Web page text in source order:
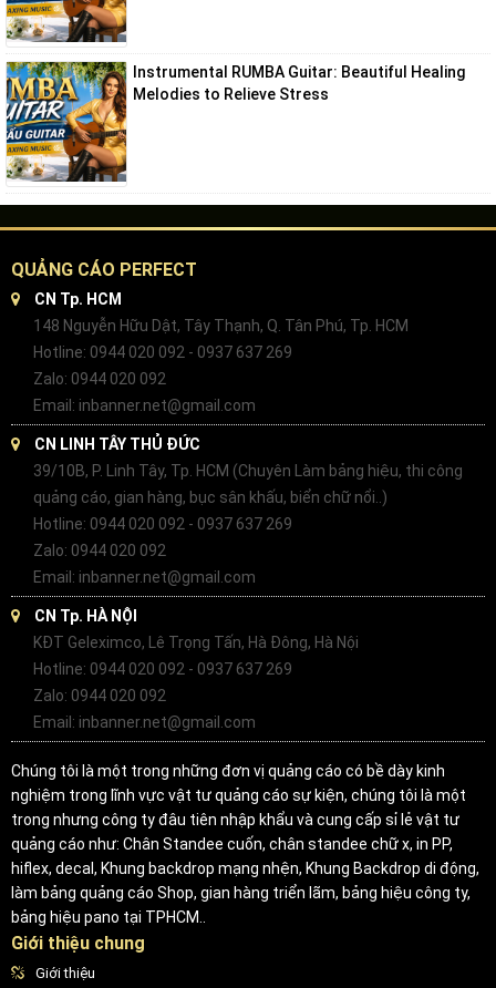
Instrumental RUMBA Guitar: Beautiful Healing
Melodies to Relieve Stress
QUẢNG CÁO PERFECT
CN Tp. HCM
148 Nguyễn Hữu Dật, Tây Thạnh, Q. Tân Phú, Tp. HCM
Hotline: 0944 020 092 - 0937 637 269
Zalo: 0944 020 092
Email: inbanner.net@gmail.com
CN LINH TÂY THỦ ĐỨC
39/10B, P. Linh Tây, Tp. HCM (Chuyên Làm bảng hiệu, thi công
quảng cáo, gian hàng, bục sân khấu, biển chữ nổi..)
Hotline: 0944 020 092 - 0937 637 269
Zalo: 0944 020 092
Email: inbanner.net@gmail.com
CN Tp. HÀ NỘI
KĐT Geleximco, Lê Trọng Tấn, Hà Đông, Hà Nội
Hotline: 0944 020 092 - 0937 637 269
Zalo: 0944 020 092
Email: inbanner.net@gmail.com
Chúng tôi là một trong những đơn vị quảng cáo có bề dày kinh
nghiệm trong lĩnh vực vật tư quảng cáo sự kiện, chúng tôi là một
trong nhưng công ty đâu tiên nhập khẩu và cung cấp sỉ lẻ vật tư
quảng cáo như: Chân Standee cuốn, chân standee chữ x, in PP,
hiflex, decal, Khung backdrop mạng nhện, Khung Backdrop di động,
làm bảng quảng cáo Shop, gian hàng triển lãm, bảng hiệu công ty,
bảng hiệu pano tại TPHCM..
Giới thiệu chung
Giới thiệu